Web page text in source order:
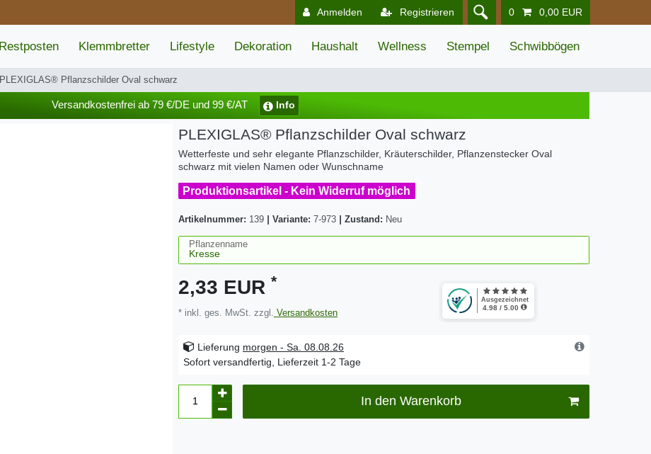
Anmelden Registrieren 0 0,00 EUR
Restposten Klemmbretter Lifestyle Dekoration Haushalt Wellness Stempel Schwibbögen
PLEXIGLAS® Pflanzschilder Oval schwarz
Versandkostenfrei ab 79 €/DE und 99 €/AT Info
PLEXIGLAS® Pflanzschilder Oval schwarz
Wetterfeste und sehr elegante Pflanzschilder, Kräuterschilder, Pflanzenstecker Oval
schwarz mit vielen Namen oder Wunschname
Produktionsartikel - Kein Widerruf möglich
Artikelnummer: 139 Variante: 7-973 Zustand: Neu
Pflanzenname
2,33 EUR *
* inkl. ges. MwSt. zzgl. Versandkosten
Lieferung morgen - Sa. 08.08.26
Sofort versandfertig, Lieferzeit 1-2 Tage
In den Warenkorb